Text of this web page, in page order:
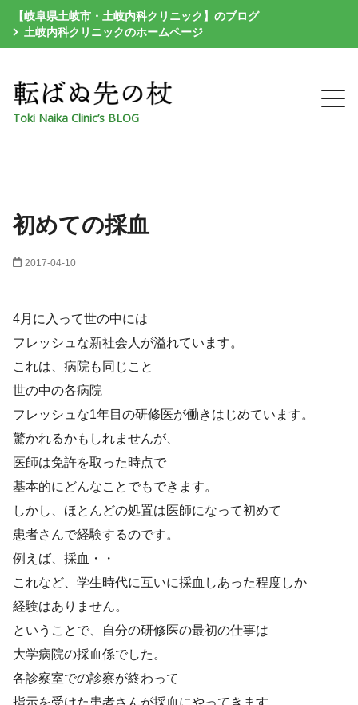
【岐阜県土岐市・土岐内科クリニック】のブログ
土岐内科クリニックのホームページ
Toki Naika Clinic’s BLOG
初めての採血
2017-04-10
4月に入って世の中には
フレッシュな新社会人が溢れています。
これは、病院も同じこと
世の中の各病院
フレッシュな1年目の研修医が働きはじめています。
驚かれるかもしれませんが、
医師は免許を取った時点で
基本的にどんなことでもできます。
しかし、ほとんどの処置は医師になって初めて
患者さんで経験するのです。
例えば、採血・・
これなど、学生時代に互いに採血しあった程度しか
経験はありません。
ということで、自分の研修医の最初の仕事は
大学病院の採血係でした。
各診察室での診察が終わって
指示を受けた患者さんが採血にやってきます。